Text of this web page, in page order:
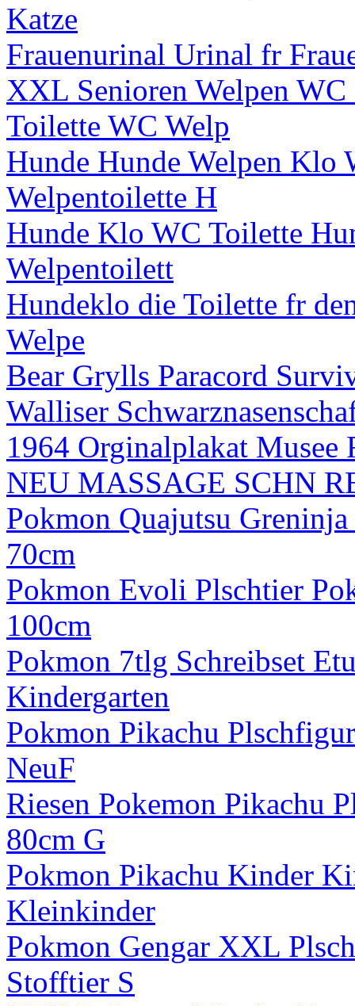
Katze
Frauenurinal Urinal fr
XXL Senioren Welpen
Toilette WC Welp
Hunde Hunde Welpen Klo
Welpentoilette H
Hunde Klo WC Toilette
Welpentoilett
Hundeklo die Toilette fr
Welpe
Bear Grylls Paracord
Walliser
1964 Orginalplakat Musee
NEU MASSAGE SCHN
Pokmon Quajutsu
70cm
Pokmon Evoli Plschtier
100cm
Pokmon 7tlg Schreibset
Kindergarten
Pokmon Pikachu
NeuF
Riesen Pokemon Pikachu
80cm G
Pokmon Pikachu Kinder
Kleinkinder
Pokmon Gengar XXL
Stofftier S